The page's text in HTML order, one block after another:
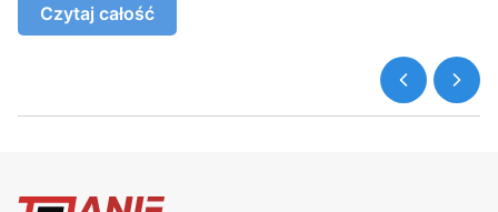
Czytaj całość